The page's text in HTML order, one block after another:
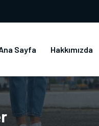
Sayfa Hakkımızda